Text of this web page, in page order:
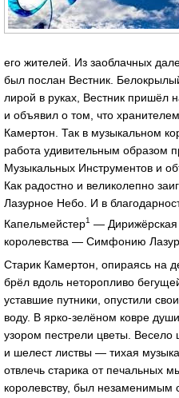
его жителей. Из заоблачных
был послан Вестник.
лирой в руках, Вестник пришёл
и объявил о том, что
Камертон. Так в музыкальном
работа удивительным образом
Музыкальных Инструментов и
Как радостно и великолепно
Лазурное Небо. И в
Капельмейстер1 — Дирижёрская
королевства — Симфонию
Старик Камертон, опираясь на
брёл вдоль неторопливо
уставшие путники, опустили
воду. В ярко-зелёном ковре
узором пестрели цветы.
и шелест листвы — тихая
отвлечь старика от печальных
королевству, был незаменимым